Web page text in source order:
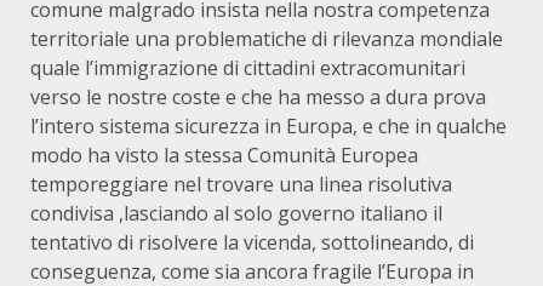
comune malgrado insista nella nostra competenza
territoriale una problematiche di rilevanza mondiale
quale l’immigrazione di cittadini extracomunitari
verso le nostre coste e che ha messo a dura prova
l’intero sistema sicurezza in Europa, e che in qualche
modo ha visto la stessa Comunità Europea
temporeggiare nel trovare una linea risolutiva
condivisa ,lasciando al solo governo italiano il
tentativo di risolvere la vicenda, sottolineando, di
conseguenza, come sia ancora fragile l’Europa in